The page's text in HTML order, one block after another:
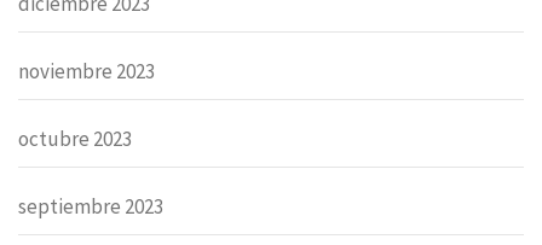
noviembre 2023
octubre 2023
septiembre 2023